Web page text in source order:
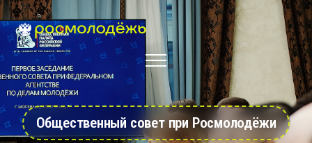
Общественный совет при Росмолодёжи